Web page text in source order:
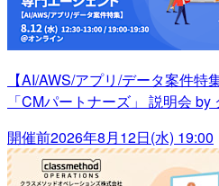
【AI/AWS/アプリ/データ案件
「CMパートナーズ」 説明会 by
開催前2026年8月12日(水) 19:00